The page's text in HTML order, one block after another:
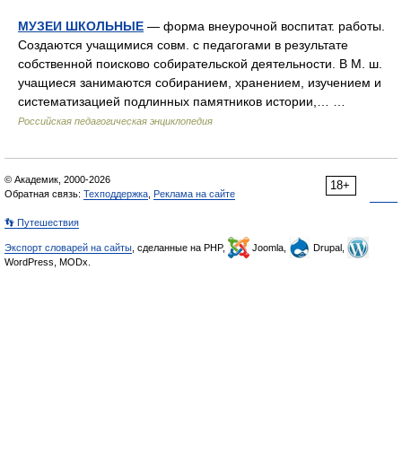
МУЗЕИ ШКОЛЬНЫЕ — форма внеурочной воспитат. работы.
Создаются учащимися совм. с педагогами в результате
собственной поисково собирательской деятельности. В М. ш.
учащиеся занимаются собиранием, хранением, изучением и
систематизацией подлинных памятников истории,… …
Российская педагогическая энциклопедия
18+
© Академик, 2000-2026
Обратная связь: Техподдержка Реклама на сайте
👣 Путешествия
Экспорт словарей на сайты , сделанные на PHP, Joomla,
Drupal,
WordPress, MODx.